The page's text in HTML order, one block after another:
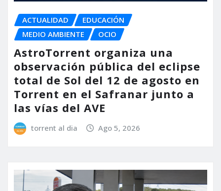
ACTUALIDAD
EDUCACIÓN
MEDIO AMBIENTE
OCIO
AstroTorrent organiza una
observación pública del eclipse
total de Sol del 12 de agosto en
Torrent en el Safranar junto a
las vías del AVE
torrent al dia Ago 5, 2026